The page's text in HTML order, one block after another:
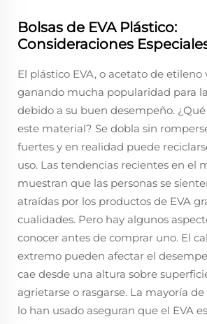
Bolsas de EVA Plástico:
Consideraciones
El plástico EVA, o acetato de etileno
ganando mucha popularidad para
debido a su buen desempeño.
este material? Se dobla sin
fuertes y en realidad puede
uso. Las tendencias recientes en el
muestran que las personas se
atraídas por los productos de EVA
cualidades. Pero hay algunos
conocer antes de comprar uno. El
extremo pueden afectar el
cae desde una altura sobre
agrietarse o rasgarse. La mayoría
lo han usado aseguran que el EVA